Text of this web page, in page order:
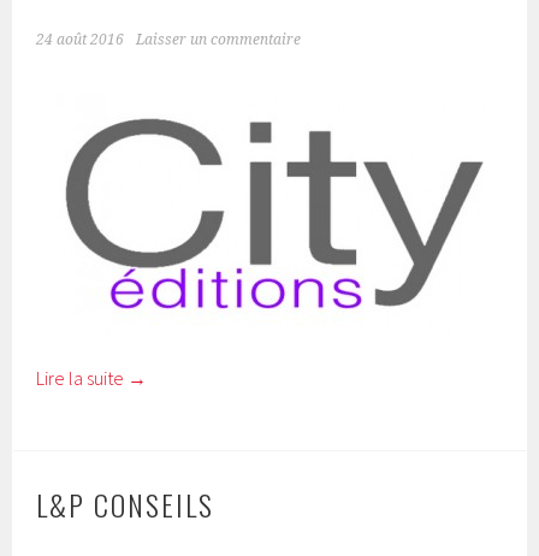
24 août 2016 Laisser un commentaire
Lire la suite →
L&P CONSEILS